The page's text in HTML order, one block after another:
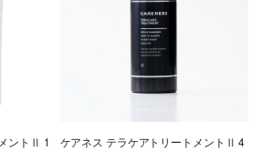
ントⅡ 1
ケアネス テラケアトリートメントⅡ 4